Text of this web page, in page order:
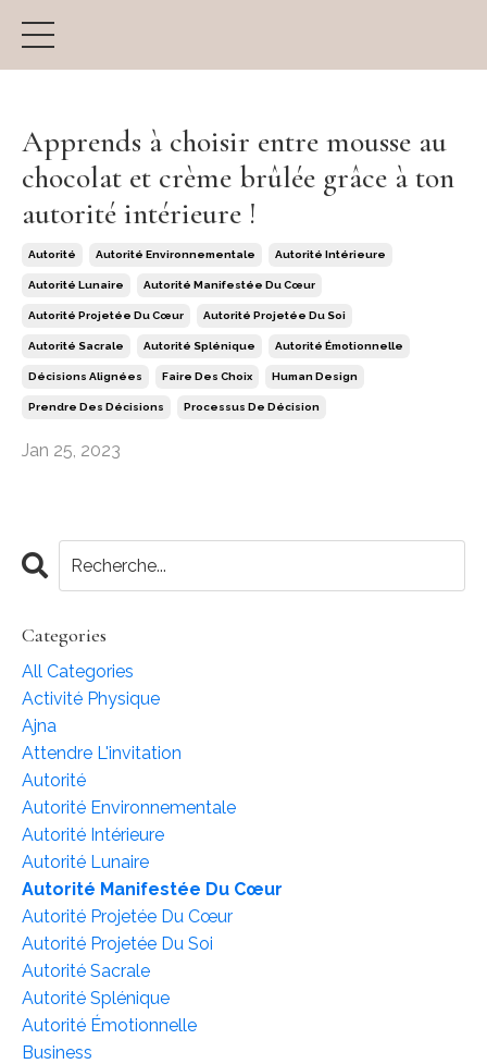
Apprends à choisir entre mousse au
chocolat et crème brûlée grâce à ton
autorité intérieure !
Autorité Autorité Environnementale Autorité Intérieure
Autorité Lunaire Autorité Manifestée Du Cœur
Autorité Projetée Du Cœur Autorité Projetée Du Soi
Autorité Sacrale Autorité Splénique Autorité Émotionnelle
Décisions Alignées Faire Des Choix Human Design
Prendre Des Décisions Processus De Décision
Jan 25, 2023
Categories
All Categories
Activité Physique
Ajna
Attendre L'invitation
Autorité
Autorité Environnementale
Autorité Intérieure
Autorité Lunaire
Autorité Manifestée Du Cœur
Autorité Projetée Du Cœur
Autorité Projetée Du Soi
Autorité Sacrale
Autorité Splénique
Autorité Émotionnelle
Business